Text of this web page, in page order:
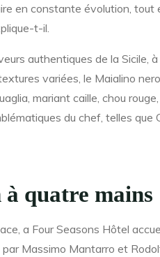
en constante évolution, tout
t-il.
authentiques de la Sicile,
variées, le Maialino
mariant caille, chou
du chef, telles que
quatre mains
a Four Seasons Hôtel
Massimo Mantarro et